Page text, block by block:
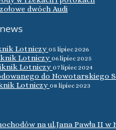
dwóch Audi
Lotniczy 05 lipiec 2026
Lotniczy 06 lipiec 2025
Lotniczy 07 lipiec 2024
do Nowotarskiego
Lotniczy 08 lipiec 2023
na ul.Jana Pawła II w